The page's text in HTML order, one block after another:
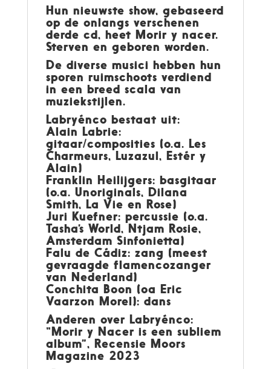
Hun nieuwste show, gebaseerd
op de onlangs verschenen
derde cd, heet Morir y nacer.
Sterven en geboren worden.
De diverse musici hebben hun
sporen ruimschoots verdiend
in een breed scala van
muziekstijlen.
Labryénco bestaat uit:
Alain Labrie:
gitaar/composities (o.a. Les
Charmeurs, Luzazul, Estér y
Alain)
Franklin Heilijgers: basgitaar
(o.a. Unoriginals, Dilana
Smith, La Vie en Rose)
Juri Kuefner: percussie (o.a.
Tasha’s World, Ntjam Rosie,
Amsterdam Sinfonietta)
Falu de Cádiz: zang (meest
gevraagde flamencozanger
van Nederland)
Conchita Boon (oa Eric
Vaarzon Morel): dans
Anderen over Labryénco:
“Morir y Nacer is een subliem
album”, Recensie Moors
Magazine 2023